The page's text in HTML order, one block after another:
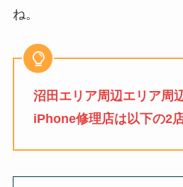
ね。
沼田エリア周辺エリア周
iPhone修理店は以下の2